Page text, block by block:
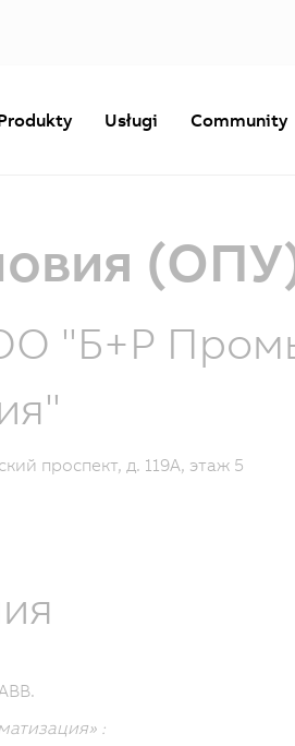
Usługi Community
"Б+Р
проспект, д. 119А, этаж 5
: